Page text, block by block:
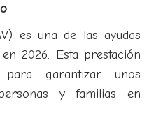
es una de las ayudas
2026. Esta prestación
para garantizar unos
y familias en